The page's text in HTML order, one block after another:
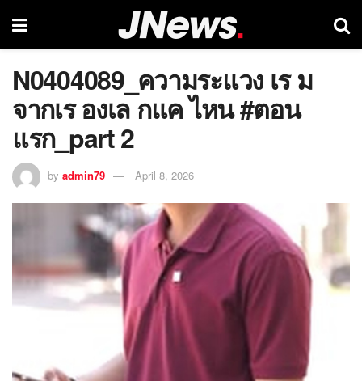
N0404089_ความระแวง เร ม
จากเร องเล กแค ไหน #ตอน
แรก_part 2
by admin79 April 8, 2026